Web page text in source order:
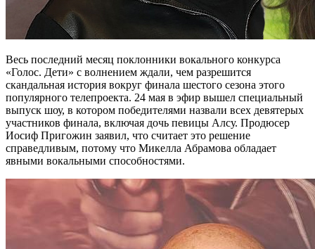
Весь последний месяц поклонники вокального конкурса
«Голос. Дети» с волнением ждали, чем разрешится
скандальная история вокруг финала шестого сезона этого
популярного телепроекта. 24 мая в эфир вышел специальный
выпуск шоу, в котором победителями назвали всех девятерых
участников финала, включая дочь певицы Алсу. Продюсер
Иосиф Пригожин заявил, что считает это решение
справедливым, потому что Микелла Абрамова обладает
явными вокальными способностями.